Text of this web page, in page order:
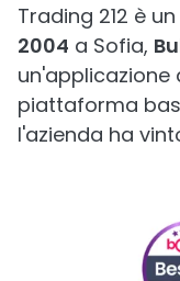
Trading 212 è
2004 a Sofia,
un'applicazione
piattaforma
l'azienda ha